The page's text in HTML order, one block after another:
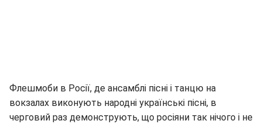
Флешмоби в Росії, де ансамблі пісні і танцю на
вокзалах виконують народні українські пісні, в
черговий раз демонструють, що росіяни так нічого і не